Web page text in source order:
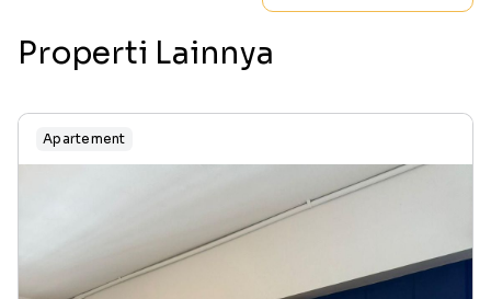
Properti Lainnya
Apartement